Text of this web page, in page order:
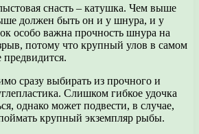
снасть – катушка. Чем выше
должен быть он и у шнура, и у
особо важна прочность шнура на
потому что крупный улов в самом
предвидится.
сразу выбирать из прочного и
Слишком гибкое удочка
однако может подвести, в случае,
поймать крупный экземпляр рыбы.